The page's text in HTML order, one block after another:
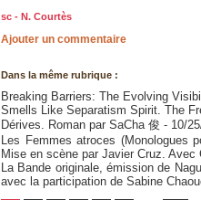
sc - N. Courtès
Ajouter un commentaire
Dans la même rubrique :
Breaking Barriers: The Evolving
Smells Like Separatism Spirit. The
Dérives. Roman par SaCha 俊 - 10/
Les Femmes atroces (Monologues
Mise en scène par Javier Cruz. Avec
La Bande originale, émission de
avec la participation de Sabine